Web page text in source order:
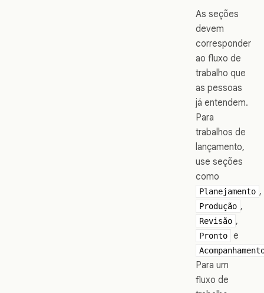
As seções
devem
corresponder
ao fluxo de
trabalho que
as pessoas
já entendem.
Para
trabalhos de
lançamento,
use seções
como
Planejamento ,
Produção ,
Revisão ,
Pronto e
Para um
fluxo de